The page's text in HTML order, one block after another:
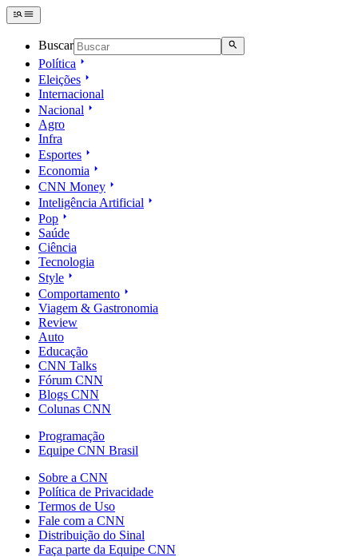
Buscar
Política
Eleições
Internacional
Nacional
Agro
Infra
Esportes
Economia
CNN Money
Inteligência Artificial
Pop
Saúde
Ciência
Tecnologia
Style
Comportamento
Viagem & Gastronomia
Review
Auto
Educação
CNN Talks
Fórum CNN
Blogs CNN
Colunas CNN
Programação
Equipe CNN Brasil
Sobre a CNN
Política de Privacidade
Termos de Uso
Fale com a CNN
Distribuição do Sinal
Faça parte da Equipe CNN